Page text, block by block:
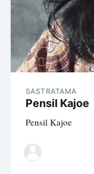
SASTRATAMA
Pensil Kajoe
Pensil Kajoe